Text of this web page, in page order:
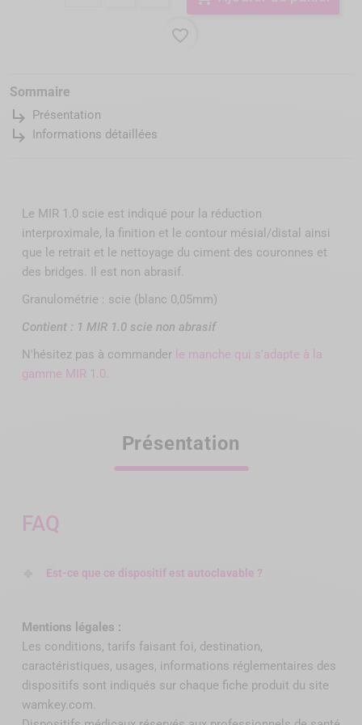
favorite_border
Sommaire
subdirectory_arrow_right Présentation
subdirectory_arrow_right Informations détaillées
Le MIR 1.0 scie est indiqué pour la réduction
interproximale, la finition et le contour mésial/distal ainsi
que le retrait et le nettoyage du ciment des couronnes et
des bridges. Il est non abrasif.
Granulométrie : scie (blanc 0,05mm)
Contient : 1 MIR 1.0 scie non abrasif
N'hésitez pas à commander le manche qui s'adapte à la
gamme MIR 1.0.
Présentation
FAQ
Est-ce que ce dispositif est autoclavable ?
Mentions légales :
Les conditions, tarifs faisant foi, destination,
caractéristiques, usages, informations réglementaires des
dispositifs sont indiqués sur chaque fiche produit du site
wamkey.com.